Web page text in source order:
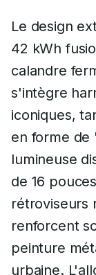
Le design
42 kWh
calandre
s'intègre
iconiques,
en forme de
lumineuse
de 16
rétroviseurs
renforcent
peinture
urbaine.